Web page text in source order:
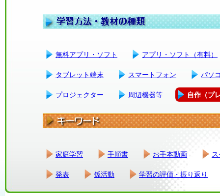
無料アプリ・ソフト アプリ・ソフト（有料）
タブレット端末 スマートフォン パソ
プロジェクター 周辺機器等 自作（プ
家庭学習 手順書 お手本動画
発表 係活動 学習の評価・振り返り